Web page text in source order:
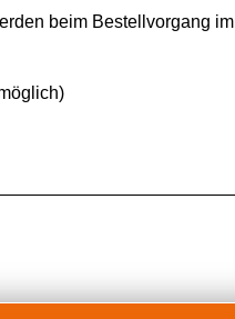
beim Bestellvorgang im